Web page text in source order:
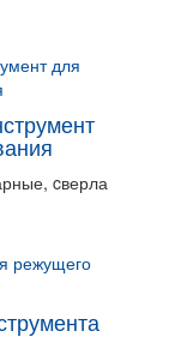
cверла